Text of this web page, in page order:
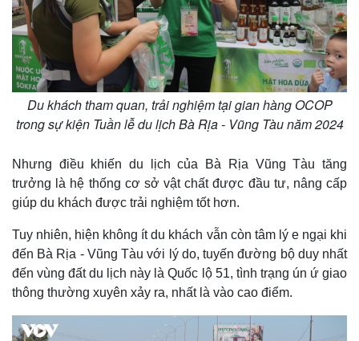
Du khách tham quan, trải nghiệm tại gian hàng OCOP
trong sự kiện Tuần lễ du lịch Bà Rịa - Vũng Tàu năm 2024
Nhưng điều khiến du lịch của Bà Rịa Vũng Tàu tăng
trưởng là hệ thống cơ sở vật chất được đầu tư, nâng cấp
giúp du khách được trải nghiệm tốt hơn.
Tuy nhiên, hiện không ít du khách vẫn còn tâm lý e ngại khi
đến Bà Rịa - Vũng Tàu với lý do, tuyến đường bộ duy nhất
đến vùng đất du lịch này là Quốc lộ 51, tình trạng ún ứ giao
thông thường xuyên xảy ra, nhất là vào cao điểm.